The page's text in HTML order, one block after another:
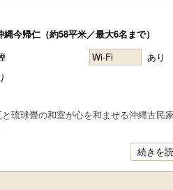
今帰仁（約58平米／最大6名まで）
Wi-Fi あり
琉球畳の和室が心を和ませる沖縄古民
具はセミダブルベッド×2、布団×2となり
追加寝具はありませんので、添い寝にて
続きを